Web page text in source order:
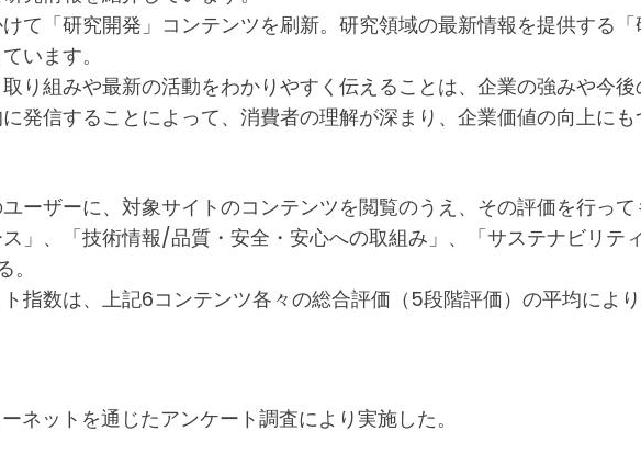
て「研究開発」コンテンツを刷新。研究領域の最新情報を提供する
います。
り組みや最新の活動をわかりやすく伝えることは、企業の強みや今
発信することによって、消費者の理解が深まり、企業価値の向上にも
ーザーに、対象サイトのコンテンツを閲覧のうえ、その評価を行って
」、「技術情報/品質・安全・安心への取組み」、「サステナビリテ
指数は、上記6コンテンツ各々の総合評価（5段階評価）の平均によ
ネットを通じたアンケート調査により実施した。